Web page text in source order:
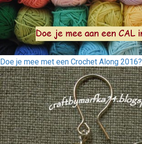
Doe je mee met een Crochet Along 2016?